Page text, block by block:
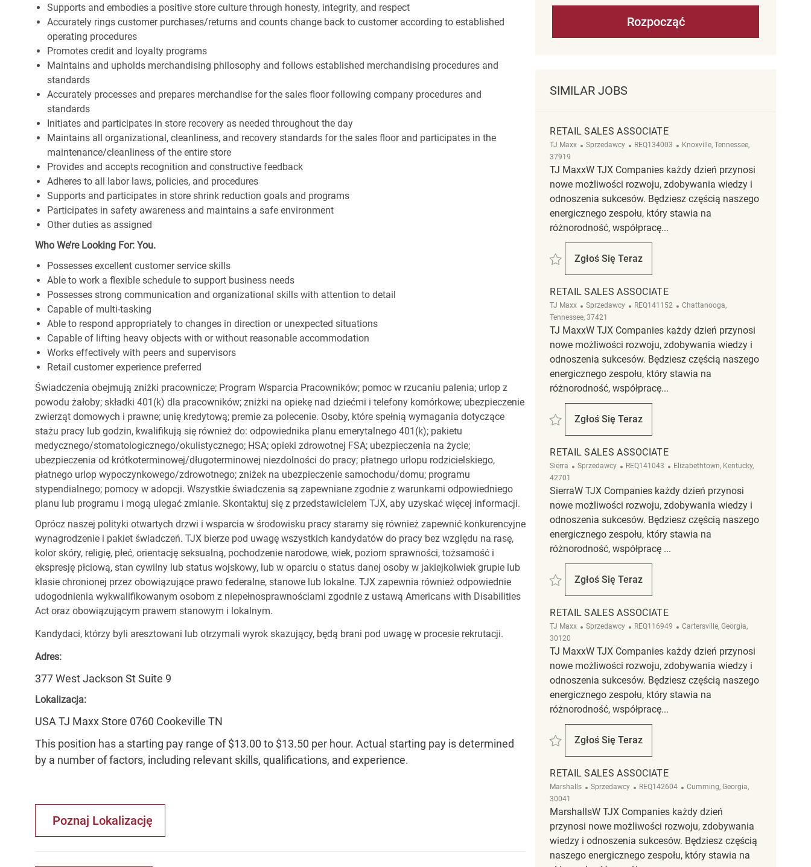
Supports and embodies a positive store culture through honesty, integrity, and respect
Accurately rings customer purchases/returns and counts change back to customer according to established
operating procedures
Promotes credit and loyalty programs
Maintains and upholds merchandising philosophy and follows established merchandising procedures and
standards
Accurately processes and prepares merchandise for the sales floor following company procedures and
standards
Initiates and participates in store recovery as needed throughout the day
Maintains all organizational, cleanliness, and recovery standards for the sales floor and participates in the
maintenance/cleanliness of the entire store
Provides and accepts recognition and constructive feedback
Adheres to all labor laws, policies, and procedures
Supports and participates in store shrink reduction goals and programs
Participates in safety awareness and maintains a safe environment
Other duties as assigned
Who We’re Looking For: You.
Possesses excellent customer service skills
Able to work a flexible schedule to support business needs
Possesses strong communication and organizational skills with attention to detail
Capable of multi-tasking
Able to respond appropriately to changes in direction or unexpected situations
Capable of lifting heavy objects with or without reasonable accommodation
Works effectively with peers and supervisors
Retail customer experience preferred
Świadczenia obejmują zniżki pracownicze; Program Wsparcia Pracowników; pomoc w rzucaniu palenia; urlop z
powodu żałoby; składki 401(k) dla pracowników; zniżki na opiekę nad dziećmi i telefony komórkowe; ubezpieczenie
zwierząt domowych i prawne; unię kredytową; premie za polecenie. Osoby, które spełnią wymagania dotyczące
stażu pracy lub godzin, kwalifikują się również do: odpowiednika planu emerytalnego 401(k); pakietu
medycznego/stomatologicznego/okulistycznego; HSA; opieki zdrowotnej FSA; ubezpieczenia na życie;
ubezpieczenia od krótkoterminowej/długoterminowej niezdolności do pracy; płatnego urlopu rodzicielskiego,
płatnego urlop wypoczynkowego/zdrowotnego; zniżek na ubezpieczenie samochodu/domu; programu
stypendialnego; pomocy w adopcji. Wszystkie świadczenia są zapewniane zgodnie z warunkami odpowiedniego
planu lub programu i mogą ulegać zmianie. Skontaktuj się z przedstawicielem TJX, aby uzyskać więcej informacji.
Oprócz naszej polityki otwartych drzwi i wsparcia w środowisku pracy staramy się również zapewnić konkurencyjne
wynagrodzenie i pakiet świadczeń. TJX bierze pod uwagę wszystkich kandydatów do pracy bez względu na rasę,
kolor skóry, religię, płeć, orientację seksualną, pochodzenie narodowe, wiek, poziom sprawności, tożsamość i
ekspresję płciową, stan cywilny lub status wojskowy, lub w oparciu o status danej osoby w jakiejkolwiek grupie lub
klasie chronionej przez obowiązujące prawo federalne, stanowe lub lokalne. TJX zapewnia również odpowiednie
udogodnienia wykwalifikowanym osobom z niepełnosprawnościami zgodnie z ustawą Americans with Disabilities
Act oraz obowiązującym prawem stanowym i lokalnym.
Kandydaci, którzy byli aresztowani lub otrzymali wyrok skazujący, będą brani pod uwagę w procesie rekrutacji.
Adres:
377 West Jackson St Suite 9
Lokalizacja:
USA TJ Maxx Store 0760 Cookeville TN
This position has a starting pay range of $13.00 to $13.50 per hour. Actual starting pay is determined
by a number of factors, including relevant skills, qualifications, and experience.
Poznaj Lokalizację
Rozpocząć
SIMILAR JOBS
RETAIL SALES ASSOCIATE
TJ Maxx Kategoria
Sprzedawcy ReqId
REQ134003 Lokalizacja
Knoxville, Tennessee,
37919
TJ MaxxW TJX Companies każdy dzień przynosi
nowe możliwości rozwoju, zdobywania wiedzy i
odnoszenia sukcesów. Będziesz częścią naszego
energicznego zespołu, który stawia na
różnorodność, współpracę...
Zapisać Retail Sales Associate REQ134003
Zgłoś Się Teraz
Retail Sales Associate
RETAIL SALES ASSOCIATE
TJ Maxx Kategoria
Sprzedawcy ReqId
REQ141152 Lokalizacja
Chattanooga,
Tennessee, 37421
TJ MaxxW TJX Companies każdy dzień przynosi
nowe możliwości rozwoju, zdobywania wiedzy i
odnoszenia sukcesów. Będziesz częścią naszego
energicznego zespołu, który stawia na
różnorodność, współpracę...
Zapisać Retail Sales Associate REQ141152
Zgłoś Się Teraz
Retail Sales Associate
RETAIL SALES ASSOCIATE
Sierra Kategoria
Sprzedawcy ReqId
REQ141043 Lokalizacja
Elizabethtown, Kentucky,
42701
SierraW TJX Companies każdy dzień przynosi
nowe możliwości rozwoju, zdobywania wiedzy i
odnoszenia sukcesów. Będziesz częścią naszego
energicznego zespołu, który stawia na
różnorodność, współpracę ...
Zapisać Retail Sales Associate REQ141043
Zgłoś Się Teraz
Retail Sales Associate
RETAIL SALES ASSOCIATE
TJ Maxx Kategoria
Sprzedawcy ReqId
REQ116949 Lokalizacja
Cartersville, Georgia,
30120
TJ MaxxW TJX Companies każdy dzień przynosi
nowe możliwości rozwoju, zdobywania wiedzy i
odnoszenia sukcesów. Będziesz częścią naszego
energicznego zespołu, który stawia na
różnorodność, współpracę...
Zapisać Retail Sales Associate REQ116949
Zgłoś Się Teraz
Retail Sales Associate
RETAIL SALES ASSOCIATE
Marshalls Kategoria
Sprzedawcy ReqId
REQ142604 Lokalizacja
Cumming, Georgia,
30041
MarshallsW TJX Companies każdy dzień
przynosi nowe możliwości rozwoju, zdobywania
wiedzy i odnoszenia sukcesów. Będziesz częścią
naszego energicznego zespołu, który stawia na